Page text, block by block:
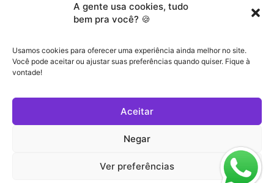
A gente usa cookies, tudo
bem pra você? 🍪
Usamos cookies para oferecer uma experiência ainda melhor no site.
Você pode aceitar ou ajustar suas preferências quando quiser. Fique à
vontade!
Aceitar
Negar
Ver preferências
Demonstração do Sistema
Formulário de Contato
Helpdesk
|
Suporte a clientes
(21) 3180-0616
Política de Privacidade
© Todos os direitos reservados - clickCompliance